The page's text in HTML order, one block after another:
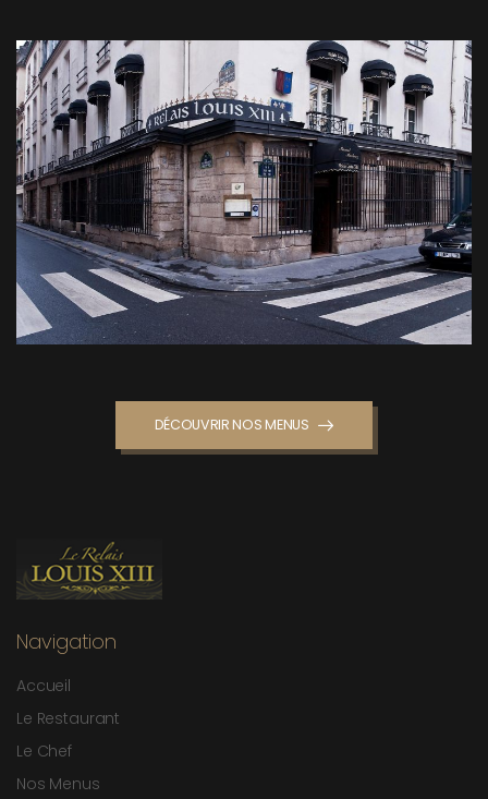
DÉCOUVRIR NOS MENUS
Navigation
Accueil
Le Restaurant
Le Chef
Nos Menus